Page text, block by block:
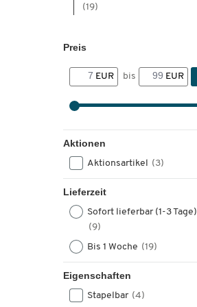
(19)
Preis
EUR bis EUR
Aktionen
Aktionsartikel (3)
Lieferzeit
Sofort lieferbar (1-3 Tage)
(9)
Bis 1 Woche (19)
Eigenschaften
Stapelbar (4)